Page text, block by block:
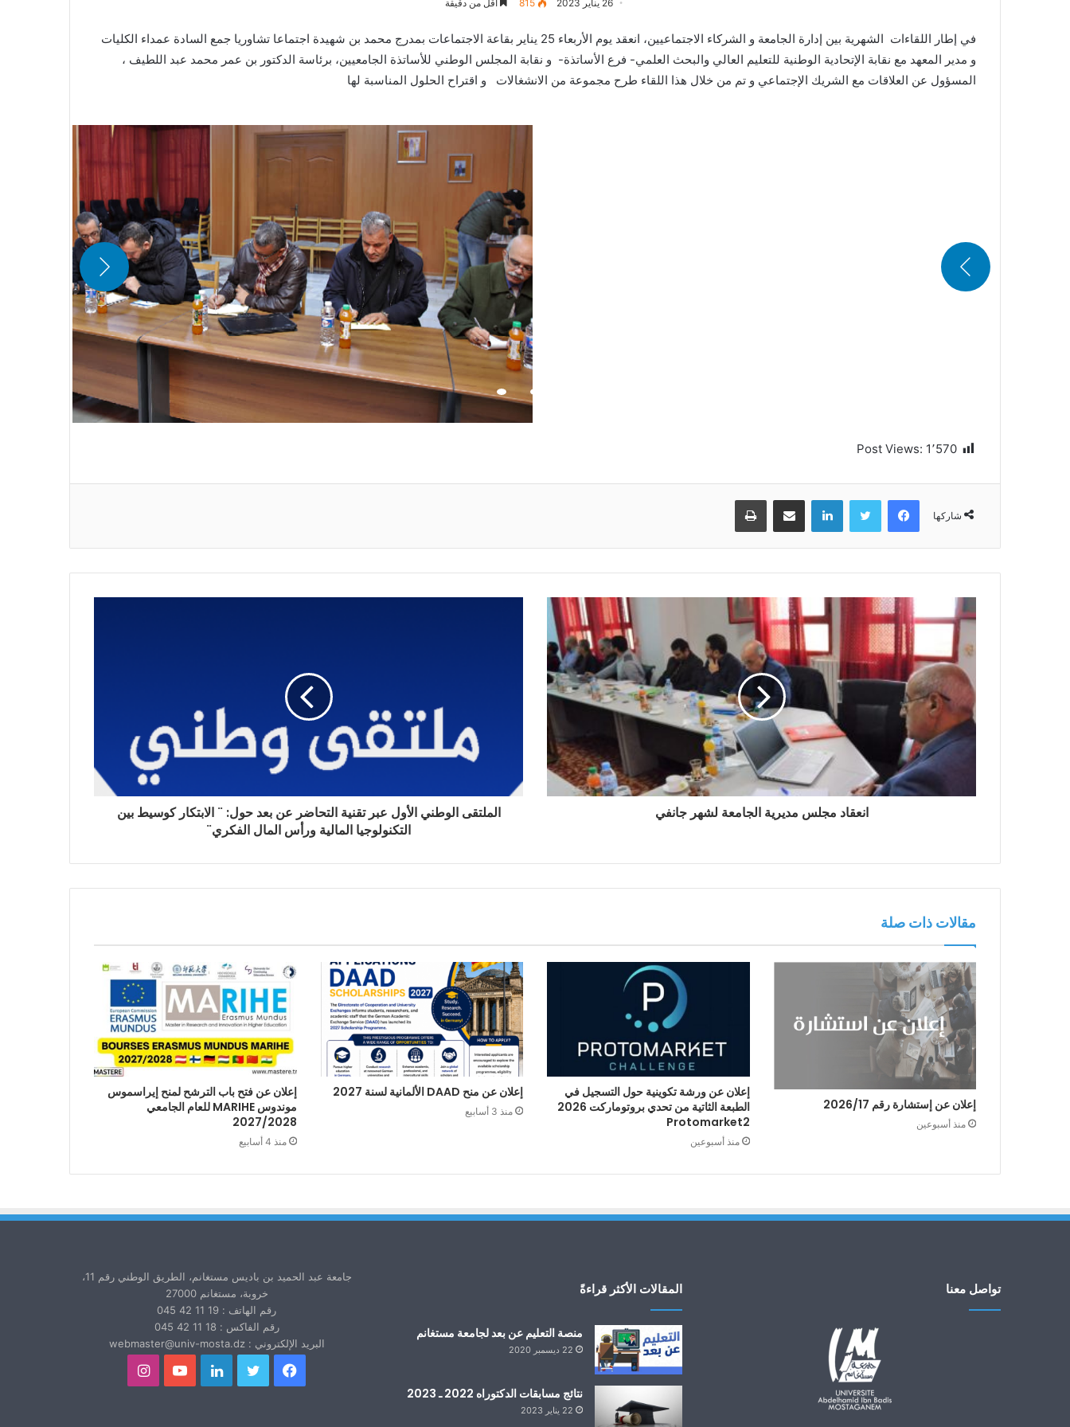
26 يناير 2023 815 أقل من دقيقة
في إطار اللقاءات الشهرية بين إدارة الجامعة و الشركاء الاجتماعيين، انعقد يوم الأربعاء 25 يناير بقاعة الاجتماعات بمدرج محمد بن شهيدة اجتماعا تشاوريا جمع السادة عمداء الكليات
و مدير المعهد مع نقابة الإتحادية الوطنية للتعليم العالي والبحث العلمي- فرع الأساتذة- و نقابة المجلس الوطني للأساتذة الجامعيين، برئاسة الدكتور بن عمر محمد عبد اللطيف ،
المسؤول عن العلاقات مع الشريك الإجتماعي و تم من خلال هذا اللقاء طرح مجموعة من الانشغالات و اقتراح الحلول المناسبة لها
Post Views: 1٬570
شاركها
فيسبوك تويتر لينكدإن مشاركة عبر البريد طباعة
انعقاد مجلس مديرية الجامعة لشهر جانفي
الملتقى الوطني الأول عبر تقنية التحاضر عن بعد حول: ¨ الابتكار كوسيط بين
التكنولوجيا المالية ورأس المال الفكري¨
مقالات ذات صلة
إعلان عن إستشارة رقم 2026/17
منذ أسبوعين
إعلان عن ورشة تكوينية حول التسجيل في
الطبعة الثاتية من تحدي بروتوماركت 2026
Protomarket2
منذ أسبوعين
إعلان عن منح DAAD الألمانية لسنة 2027
منذ 3 أسابيع
إعلان عن فتح باب الترشح لمنح إيراسموس
موندوس MARIHE للعام الجامعي
2027/2028
منذ 4 أسابيع
تواصل معنا المقالات الأكثر قراءةً
منصة التعليم عن بعد لجامعة مستغانم
22 ديسمبر 2020
نتائج مسابقات الدكتوراه 2022 ـ 2023
22 يناير 2023
جامعة عبد الحميد بن باديس مستغانم، الطريق الوطني رقم 11،
خروبة، مستغانم 27000
رقم الهاتف : 19 11 42 045
رقم الفاكس : 18 11 42 045
البريد الإلكتروني : webmaster@univ-mosta.dz
فيسبوك تويتر لينكدإنيوتيوبانستقرام